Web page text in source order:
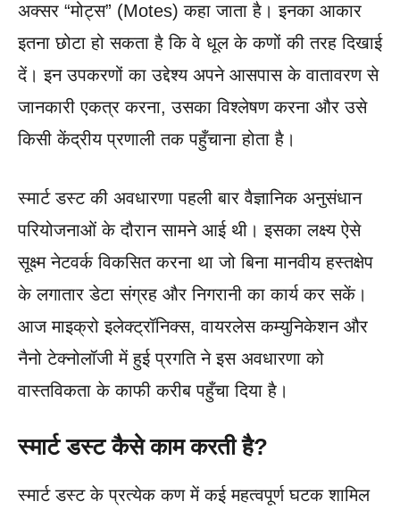
अक्सर “मोट्स” (Motes) कहा जाता है। इनका आकार
इतना छोटा हो सकता है कि वे धूल के कणों की तरह दिखाई
दें। इन उपकरणों का उद्देश्य अपने आसपास के वातावरण से
जानकारी एकत्र करना, उसका विश्लेषण करना और उसे
किसी केंद्रीय प्रणाली तक पहुँचाना होता है।
स्मार्ट डस्ट की अवधारणा पहली बार वैज्ञानिक अनुसंधान
परियोजनाओं के दौरान सामने आई थी। इसका लक्ष्य ऐसे
सूक्ष्म नेटवर्क विकसित करना था जो बिना मानवीय हस्तक्षेप
के लगातार डेटा संग्रह और निगरानी का कार्य कर सकें।
आज माइक्रो इलेक्ट्रॉनिक्स, वायरलेस कम्युनिकेशन और
नैनो टेक्नोलॉजी में हुई प्रगति ने इस अवधारणा को
वास्तविकता के काफी करीब पहुँचा दिया है।
स्मार्ट डस्ट कैसे काम करती है?
स्मार्ट डस्ट के प्रत्येक कण में कई महत्वपूर्ण घटक शामिल